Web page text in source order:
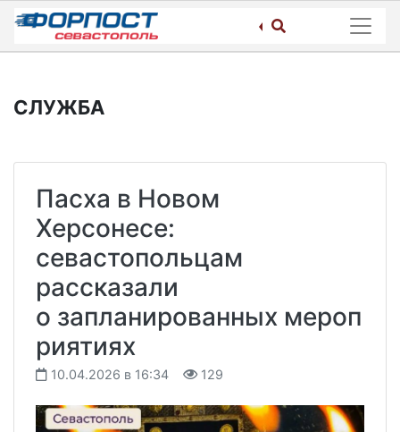
Skip
content
СЛУЖБА
Пасха в Новом
Херсонесе:
севастопольцам
рассказали
о запланированных мероп
риятиях
10.04.2026 в 16:34 129